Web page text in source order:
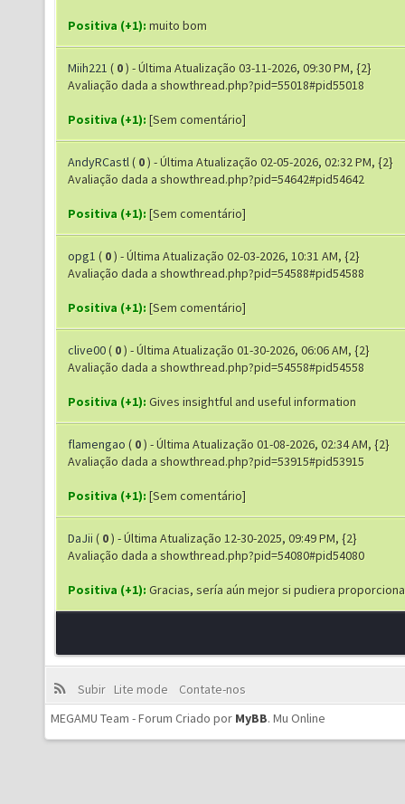
Positiva (+1): muito bom
Miih221 ( 0) - Última Atualização 03-11-2026, 09:30 PM, {2}
Avaliação dada a showthread.php?pid=55018#pid55018
Positiva (+1): [Sem comentário]
AndyRCastl( 0) - Última Atualização 02-05-2026, 02:32 PM, {2}
Avaliação dada a showthread.php?pid=54642#pid54642
Positiva (+1): [Sem comentário]
opg1 ( 0) - Última Atualização 02-03-2026, 10:31 AM, {2}
Avaliação dada a showthread.php?pid=54588#pid54588
Positiva (+1): [Sem comentário]
clive00( 0) - Última Atualização 01-30-2026, 06:06 AM, {2}
Avaliação dada a showthread.php?pid=54558#pid54558
Positiva (+1): Gives insightful and useful information
flamengao ( 0) - Última Atualização 01-08-2026, 02:34 AM, {2}
Avaliação dada a showthread.php?pid=53915#pid53915
Positiva (+1): [Sem comentário]
DaJii ( 0) - Última Atualização 12-30-2025, 09:49 PM, {2}
Avaliação dada a showthread.php?pid=54080#pid54080
Positiva (+1): Gracias, sería aún mejor si pudiera
Subir Lite mode
Contate-nos
MEGAMU Team - Forum Criado por MyBB. Mu Online